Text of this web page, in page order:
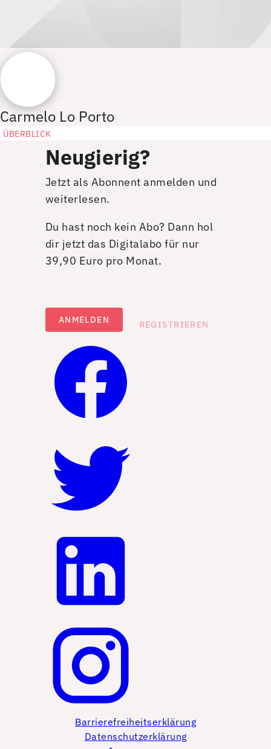
Carmelo Lo Porto
ÜBERBLICK
Neugierig?
Jetzt als Abonnent anmelden und
weiterlesen.
Du hast noch kein Abo? Dann hol
dir jetzt das Digitalabo für nur
39,90 Euro pro Monat.
ANMELDEN REGISTRIEREN
Barrierefreiheitserklärung
Datenschutzerklärung